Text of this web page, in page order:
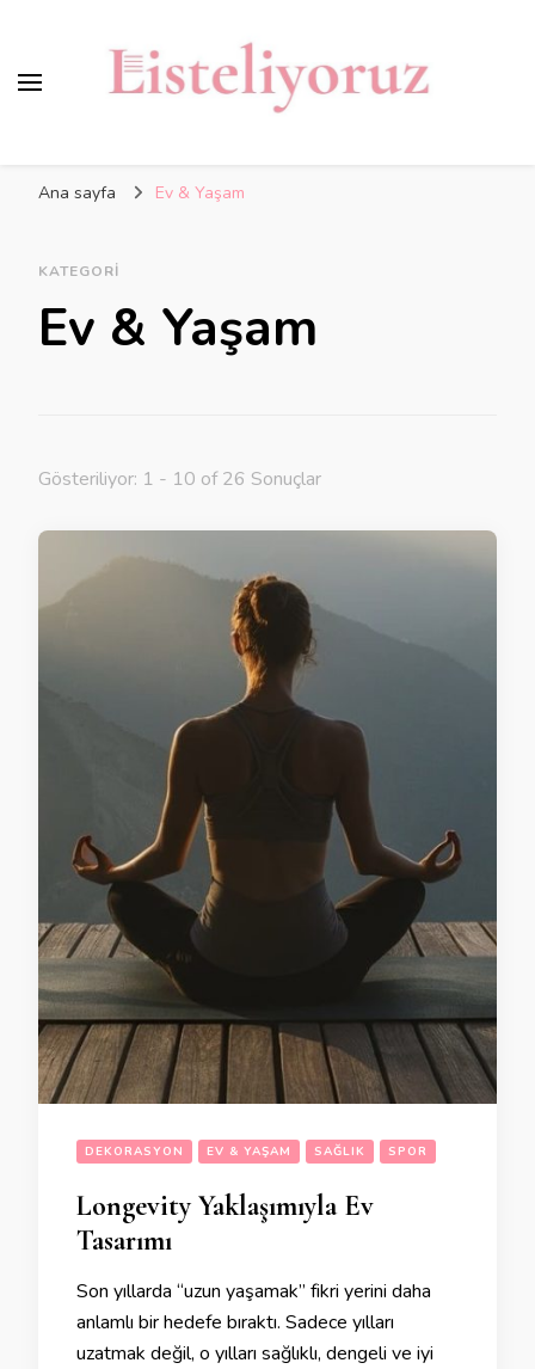
Ana sayfa Ev & Yaşam
KATEGORI
Ev & Yaşam
Gösteriliyor: 1 - 10 of 26 Sonuçlar
DEKORASYON EV & YAŞAM SAĞLIK SPOR
Longevity Yaklaşımıyla Ev
Tasarımı
Son yıllarda “uzun yaşamak” fikri yerini daha
anlamlı bir hedefe bıraktı. Sadece yılları
uzatmak değil, o yılları sağlıklı, dengeli ve iyi